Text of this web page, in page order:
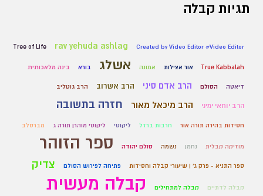
תגיות קבלה
Created by Video Editor #Video Editor
rav yehuda ashlag
Tree of Life
True Kabbalah אור אצילות אמונה אשלג בורא בינה מלאכותית
דיאטה הסולם הרב אדם סיני הרב אשרוב הרב גוטליב
הרב יוחאי ימיני הרב מיכאל מאור חזרה בתשובה
חסידות בהירה תורה אור חרבות ברזל ליקוטי ליקוטי מוהרן תורה ג מברסלב
מוזיקה קבלית נחמן נשמה סולם יהודה ספר הזוהר
ספר התניא - פרק ג' | שיעורי קבלה וחסידות פתיחה לפירוש הסולם צדיק
קבלה לדתיים קבלה למתחילים קבלה מעשית